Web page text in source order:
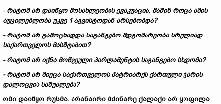
- რატომ არ დაიწყო მოსახლეობის ევაკუაცია, მაშინ როცა ამის
აუცილებლობა უკვე 1 აგვისტოდან არსებობდა?
- რატომ არ გამოცხადდა საგანგებო მდგომარეობა სრულიად
საქართველოს მასშტაბით?
- რატომ არ იქნა მოწვეული პარლამენტის საგანგებო სხდომა?
- რატომ არ მიეცა საქართველოს პატრიარქს ქართული ჯარის
დალოცვის საშუალება?
ომი დაიწყო რუსმა. არანაირი მძინარე ქალაქი არ ყოფილა